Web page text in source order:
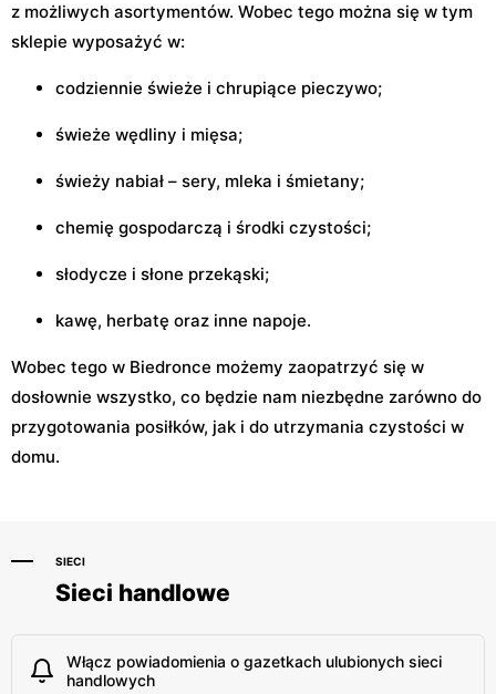
z możliwych asortymentów. Wobec tego można się w tym
sklepie wyposażyć w:
codziennie świeże i chrupiące pieczywo;
świeże wędliny i mięsa;
świeży nabiał – sery, mleka i śmietany;
chemię gospodarczą i środki czystości;
słodycze i słone przekąski;
kawę, herbatę oraz inne napoje.
Wobec tego w Biedronce możemy zaopatrzyć się w
dosłownie wszystko, co będzie nam niezbędne zarówno do
przygotowania posiłków, jak i do utrzymania czystości w
domu.
SIECI
Sieci handlowe
Włącz powiadomienia o gazetkach ulubionych sieci
handlowych